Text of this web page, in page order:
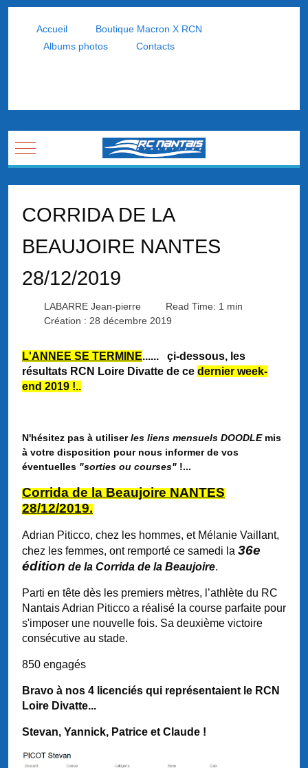
Accueil
Boutique Macron X RCN
Albums photos
Contacts
Mobile Menu Toggle
CORRIDA DE LA
BEAUJOIRE NANTES
28/12/2019
LABARRE Jean-pierre
Read Time: 1 min
Création : 28 décembre 2019
L'ANNEE SE TERMINE......
çi-dessous, les
résultats RCN Loire Divatte de ce dernier week-
end 2019 !..
N'hésitez pas à utiliserles liens mensuels DOODLEmis
à votre disposition pour nous informer de vos
éventuelles "sorties ou courses" !...
Corrida de la Beaujoire NANTES
28/12/2019.
Adrian Piticco, chez les hommes, et Mélanie Vaillant,
chez les femmes, ont remporté ce samedi la 36e
édition de la Corrida de la Beaujoire.
Parti en tête dès les premiers mètres, l’athlète du RC
Nantais Adrian Piticco a réalisé la course parfaite pour
s'imposer une nouvelle fois. Sa deuxième victoire
consécutive au stade.
850 engagés
Bravo à nos 4 licenciés qui représentaient le RCN
Loire Divatte...
Stevan, Yannick, Patrice et Claude !